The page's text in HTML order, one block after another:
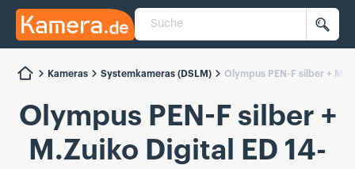
Kamera.de
Suche
Kameras Systemkameras (DSLM) Olympus PEN-F silber +
Olympus PEN-F silber +
M.Zuiko Digital ED 14-